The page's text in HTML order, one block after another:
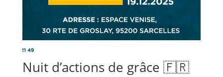
Nuit d’actions de grâce 🇫🇷